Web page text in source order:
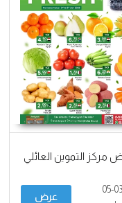
مركز التموين العائلي
05-03
عرض